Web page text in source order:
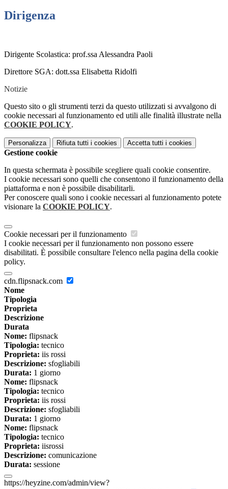
Dirigenza
Dirigente Scolastica: prof.ssa Alessandra Paoli
Direttore SGA: dott.ssa Elisabetta Ridolfi
Notizie
Questo sito o gli strumenti terzi da questo utilizzati si avvalgono di
cookie necessari al funzionamento ed utili alle finalità illustrate nella
COOKIE POLICY.
Personalizza Rifiuta tutti i cookies Accetta tutti i cookies
Gestione cookie
In questa schermata è possibile scegliere quali cookie consentire.
I cookie necessari sono quelli che consentono il funzionamento della
piattaforma e non è possibile disabilitarli.
Per conoscere quali sono i cookie necessari al funzionamento potete
visionare la COOKIE POLICY.
Cookie necessari per il funzionamento
I cookie necessari per il funzionamento non possono essere
disabilitati. È possibile consultare l'elenco nella pagina della cookie
policy.
cdn.flipsnack.com
Nome
Tipologia
Proprieta
Descrizione
Durata
Nome: flipsnack
Tipologia: tecnico
Proprieta: iis rossi
Descrizione: sfogliabili
Durata: 1 giorno
Nome: flipsnack
Tipologia: tecnico
Proprieta: iis rossi
Descrizione: sfogliabili
Durata: 1 giorno
Nome: flipsnack
Tipologia: tecnico
Proprieta: iisrossi
Descrizione: comunicazione
Durata: sessione
https://heyzine.com/admin/view?